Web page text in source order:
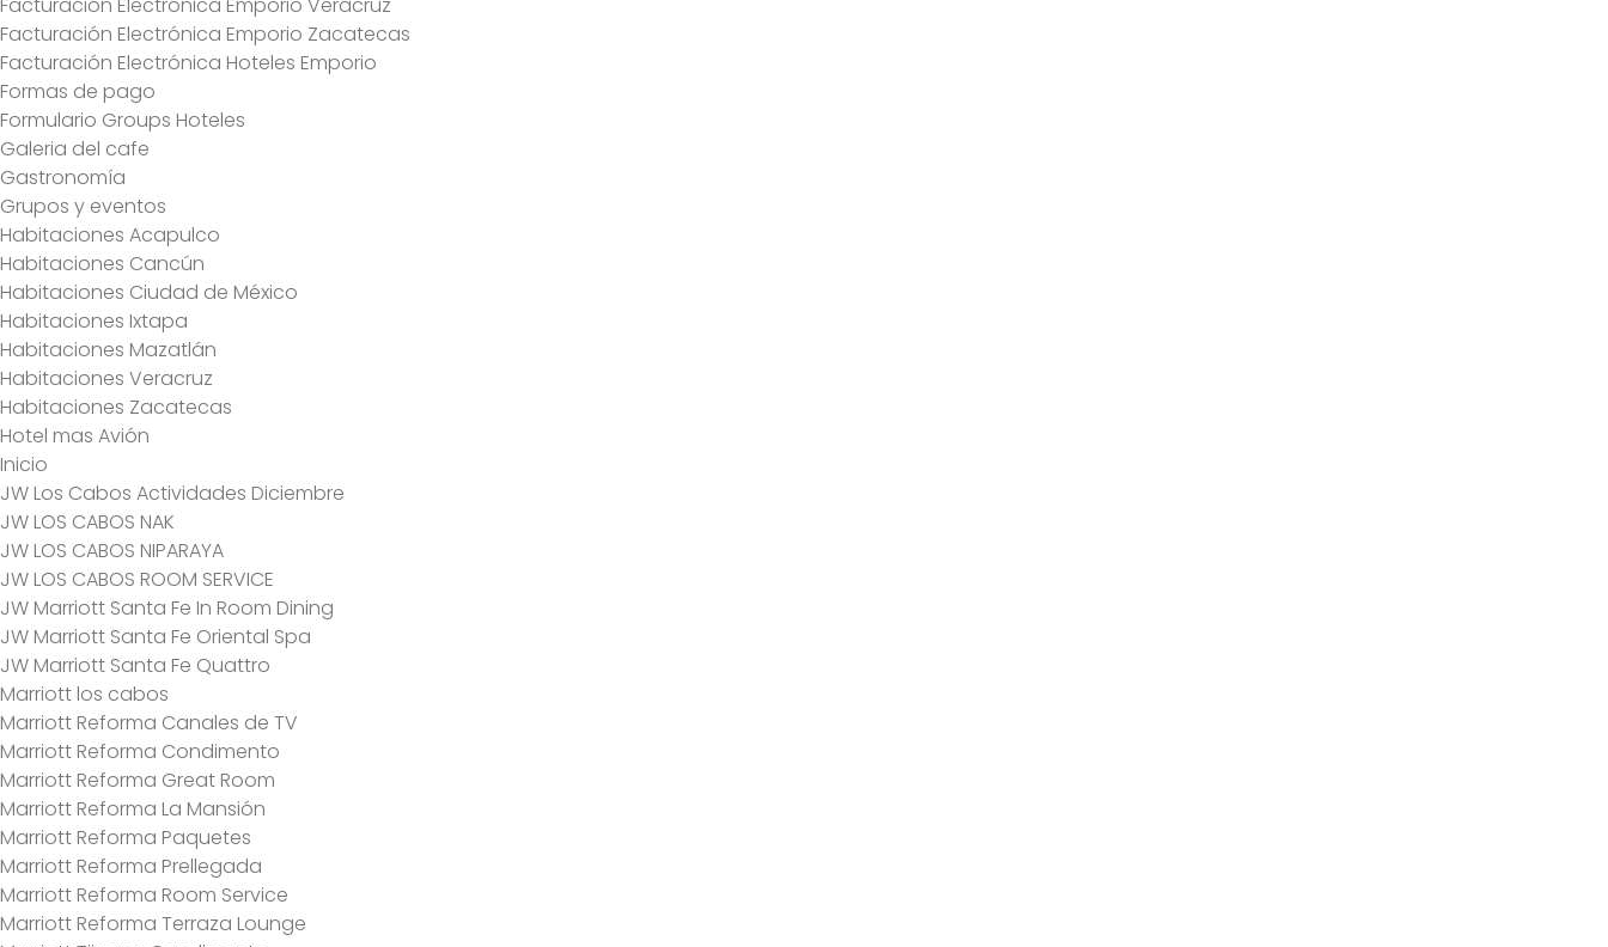
Facturación Electrónica Emporio Zacatecas
Facturación Electrónica Hoteles Emporio
Formas de pago
Formulario Groups Hoteles
Galeria del cafe
Gastronomía
Grupos y eventos
Habitaciones Acapulco
Habitaciones Cancún
Habitaciones Ciudad de México
Habitaciones Ixtapa
Habitaciones Mazatlán
Habitaciones Veracruz
Habitaciones Zacatecas
Hotel mas Avión
Inicio
JW Los Cabos Actividades Diciembre
JW LOS CABOS NAK
JW LOS CABOS NIPARAYA
JW LOS CABOS ROOM SERVICE
JW Marriott Santa Fe In Room Dining
JW Marriott Santa Fe Oriental Spa
JW Marriott Santa Fe Quattro
Marriott los cabos
Marriott Reforma Canales de TV
Marriott Reforma Condimento
Marriott Reforma Great Room
Marriott Reforma La Mansión
Marriott Reforma Paquetes
Marriott Reforma Prellegada
Marriott Reforma Room Service
Marriott Reforma Terraza Lounge